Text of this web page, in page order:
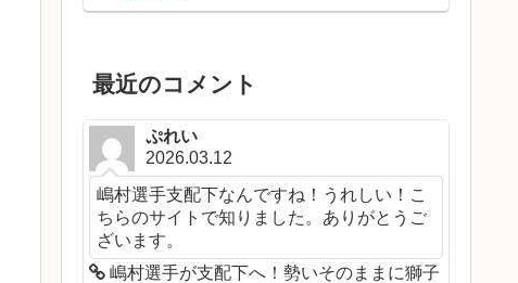
最近のコメント
ぷれい
2026.03.12
嶋村選手支配下なんですね！うれしい！こ
ちらのサイトで知りました。ありがとうご
ざいます。
嶋村選手が支配下へ！勢いそのままに獅子